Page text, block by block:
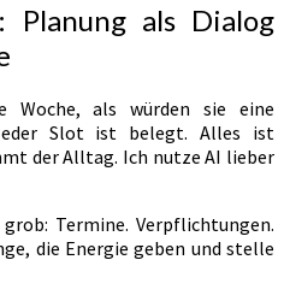
als Dialog
Woche, als würden sie eine
Slot ist belegt. Alles ist
der Alltag. Ich nutze AI lieber
Termine. Verpflichtungen.
die Energie geben und stelle